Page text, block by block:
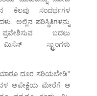
ಕೆಲವು ಸಂದರ್ಭಗಳ
ಅಲ್ಲಿನ ಪರಿಸ್ಥಿತಿಗಳನ್ನು
ಬದಲು
ಮಿಸೆಸ್ ಸ್ಟ್ರಾಂಗಳು
ದೂರ ಸರಿಯಬೇಡಿ”
ಅಪೇಕ್ಷೆಯ ಮೇರೆಗೆ ಆ